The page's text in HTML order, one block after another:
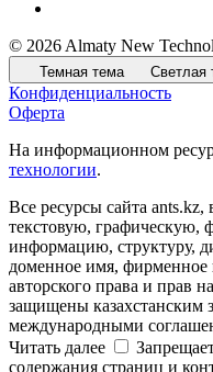
© 2026 Almaty New
Темная тема Светлая
Конфиденциальность
Оферта
На информационном
технологии.
Все ресурсы сайта
текстовую, графическую,
информацию, структуру,
доменное имя, фирменное
авторского права и прав
защищены казахстанским
международными
Читать далее
содержания страниц и